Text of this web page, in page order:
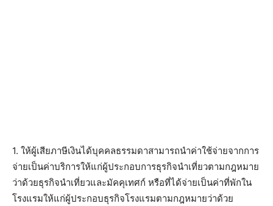
1. ให้ผู้เสียภาษีเงินได้บุคคลธรรมดาสามารถนำค่าใช้จ่ายจากการ
จ่ายเป็นค่าบริการให้แก่ผู้ประกอบการธุรกิจนำเที่ยวตามกฎหมาย
ว่าด้วยธุรกิจนำเที่ยวและมัคคุเทศก์ หรือที่ได้จ่ายเป็นค่าที่พักใน
โรงแรมให้แก่ผู้ประกอบธุรกิจโรงแรมตามกฎหมายว่าด้วย